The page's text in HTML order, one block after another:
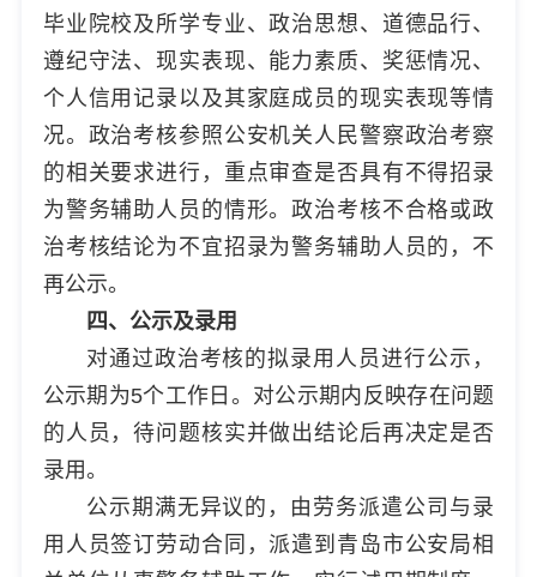
毕业院校及所学专业、政治思想、道德品行、
遵纪守法、现实表现、能力素质、奖惩情况、
个人信用记录以及其家庭成员的现实表现等情
况。政治考核参照公安机关人民警察政治考察
的相关要求进行，重点审查是否具有不得招录
为警务辅助人员的情形。政治考核不合格或政
治考核结论为不宜招录为警务辅助人员的，不
再公示。
四、公示及录用
对通过政治考核的拟录用人员进行公示，
公示期为5个工作日。对公示期内反映存在问题
的人员，待问题核实并做出结论后再决定是否
录用。
公示期满无异议的，由劳务派遣公司与录
用人员签订劳动合同，派遣到青岛市公安局相